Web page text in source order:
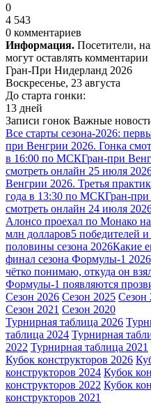
0
4 543
0 комментариев
Информация. Посетители,
могут оставлять
Гран-При Нидерланд 2026
Воскресенье, 23 августа
До старта гонки:
13 дней
Записи гонок Важные
Все старты сезона-2026:
при Венгрии 2026. Гонка
в 16:00 по МСКГран-при
смотреть онлайн 25 июля
Венгрии 2026. Третья
года в 13:30 по МСКГран-при
смотреть онлайн 24 июля
Алонсо проехал по Монако
млн долларов5 победителей
половины сезона 2026Какие
финал сезона Формулы-1 2026
чётко понимаю, откуда он
Формулы-1 появляются
Сезон 2026 Сезон 2025 Сезон
Сезон 2021 Сезон 2020
Турнирная таблица 2026
таблица 2024 Турнирная
2022 Турнирная таблица 2021
Кубок конструкторов 2026
конструкторов 2024 Кубок
конструкторов 2022 Кубок
конструкторов 2021